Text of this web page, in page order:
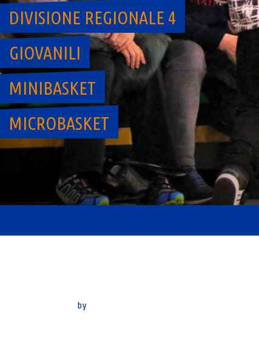
DIVISIONE REGIONALE 4
GIOVANILI
MINIBASKET
MICROBASKET
by